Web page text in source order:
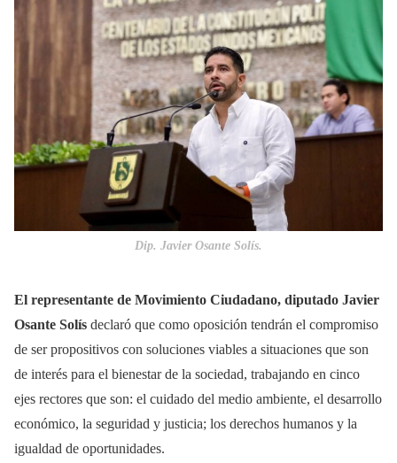
Dip. Javier Osante Solís.
El representante de Movimiento Ciudadano, diputado Javier
Osante Solís declaró que como oposición tendrán el compromiso
de ser propositivos con soluciones viables a situaciones que son
de interés para el bienestar de la sociedad, trabajando en cinco
ejes rectores que son: el cuidado del medio ambiente, el desarrollo
económico, la seguridad y justicia; los derechos humanos y la
igualdad de oportunidades.